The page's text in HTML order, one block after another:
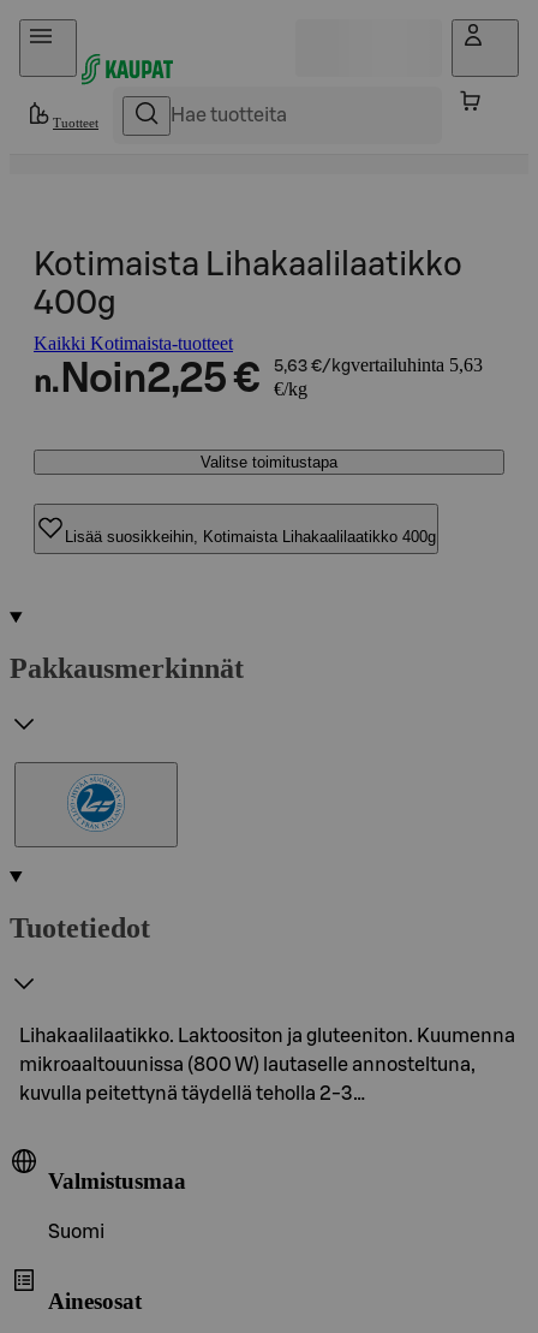
Hyppää sisältöön
Tuotteet
Kotimaista Lihakaalilaatikko
400g
Kaikki Kotimaista-tuotteet
n. Noin2,25 € 5,63 €/kgvertailuhinta 5,63
€/kg
Valitse toimitustapa
Lisää suosikkeihin, Kotimaista Lihakaalilaatikko 400g
Pakkausmerkinnät
Tuotetiedot
Lihakaalilaatikko. Laktoositon ja gluteeniton. Kuumenna
mikroaaltouunissa (800 W) lautaselle annosteltuna,
kuvulla peitettynä täydellä teholla 2-3…
Valmistusmaa
Suomi
Ainesosat